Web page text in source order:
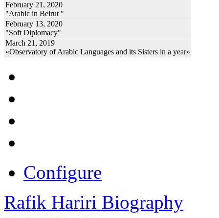
February 21, 2020
"Arabic in Beirut "
February 13, 2020
"Soft Diplomacy"
March 21, 2019
«Observatory of Arabic Languages and its Sisters in a year»
Configure
Rafik Hariri Biography